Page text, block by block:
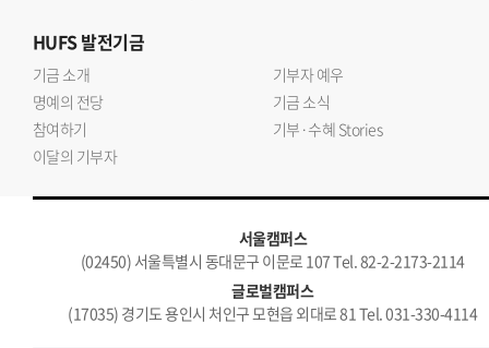
HUFS발전기금
기금 소개
기부자 예우
명예의 전당
기금 소식
참여하기
기부·수혜 Stories
이달의 기부자
서울캠퍼스
(02450) 서울특별시 동대문구 이문로 107 Tel. 82-2-2173-2114
글로벌캠퍼스
(17035) 경기도 용인시 처인구 모현읍 외대로 81 Tel. 031-330-4114